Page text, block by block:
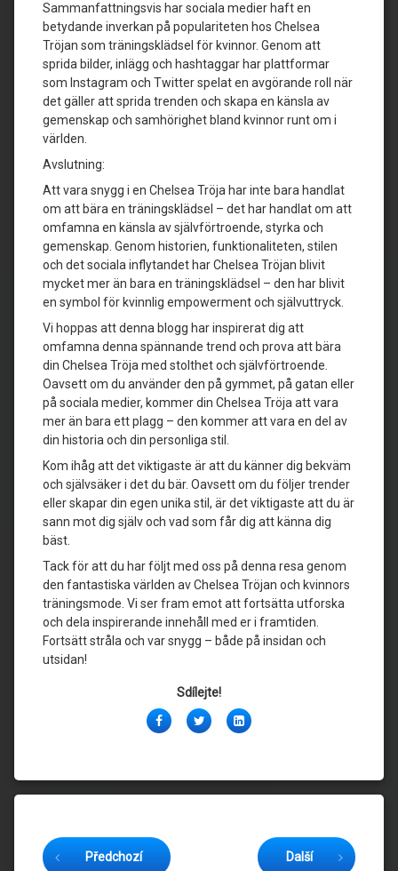
Sammanfattningsvis har sociala medier haft en
betydande inverkan på populariteten hos Chelsea
Tröjan som träningsklädsel för kvinnor. Genom att
sprida bilder, inlägg och hashtaggar har plattformar
som Instagram och Twitter spelat en avgörande roll när
det gäller att sprida trenden och skapa en känsla av
gemenskap och samhörighet bland kvinnor runt om i
världen.
Avslutning:
Att vara snygg i en Chelsea Tröja har inte bara handlat
om att bära en träningsklädsel – det har handlat om att
omfamna en känsla av självförtroende, styrka och
gemenskap. Genom historien, funktionaliteten, stilen
och det sociala inflytandet har Chelsea Tröjan blivit
mycket mer än bara en träningsklädsel – den har blivit
en symbol för kvinnlig empowerment och självuttryck.
Vi hoppas att denna blogg har inspirerat dig att
omfamna denna spännande trend och prova att bära
din Chelsea Tröja med stolthet och självförtroende.
Oavsett om du använder den på gymmet, på gatan eller
på sociala medier, kommer din Chelsea Tröja att vara
mer än bara ett plagg – den kommer att vara en del av
din historia och din personliga stil.
Kom ihåg att det viktigaste är att du känner dig bekväm
och självsäker i det du bär. Oavsett om du följer trender
eller skapar din egen unika stil, är det viktigaste att du är
sann mot dig själv och vad som får dig att känna dig
bäst.
Tack för att du har följt med oss på denna resa genom
den fantastiska världen av Chelsea Tröjan och kvinnors
träningsmode. Vi ser fram emot att fortsätta utforska
och dela inspirerande innehåll med er i framtiden.
Fortsätt stråla och var snygg – både på insidan och
utsidan!
Sdílejte!
FacebookTwitterLinkedIn
Předchozí Další